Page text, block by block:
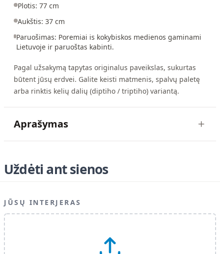
Plotis: 77 cm
Aukštis: 37 cm
Paruošimas: Poremiai is kokybiskos medienos gaminami
Lietuvoje ir paruoštas kabinti.
Pagal užsakymą tapytas originalus paveikslas, sukurtas
būtent jūsų erdvei. Galite keisti matmenis, spalvų paletę
arba rinktis kelių dalių (diptiho / triptiho) variantą.
Aprašymas
Uždėti ant sienos
JŪSŲ INTERJERAS